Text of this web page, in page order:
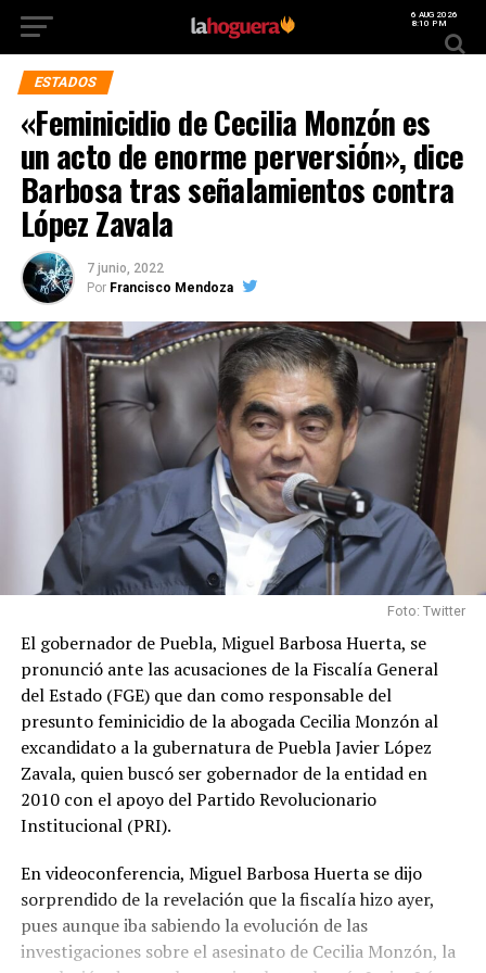
6 AUG 2026
8:10 PM
ESTADOS
«Feminicidio de Cecilia Monzón es
un acto de enorme perversión», dice
Barbosa tras señalamientos contra
López Zavala
7 junio, 2022
Por Francisco Mendoza
Foto: Twitter
El gobernador de Puebla, Miguel Barbosa Huerta, se
pronunció ante las acusaciones de la Fiscalía General
del Estado (FGE) que dan como responsable del
presunto feminicidio de la abogada Cecilia Monzón al
excandidato a la gubernatura de Puebla Javier López
Zavala, quien buscó ser gobernador de la entidad en
2010 con el apoyo del Partido Revolucionario
Institucional (PRI).
En videoconferencia, Miguel Barbosa Huerta se dijo
sorprendido de la revelación que la fiscalía hizo ayer,
pues aunque iba sabiendo la evolución de las
investigaciones sobre el asesinato de Cecilia Monzón, la